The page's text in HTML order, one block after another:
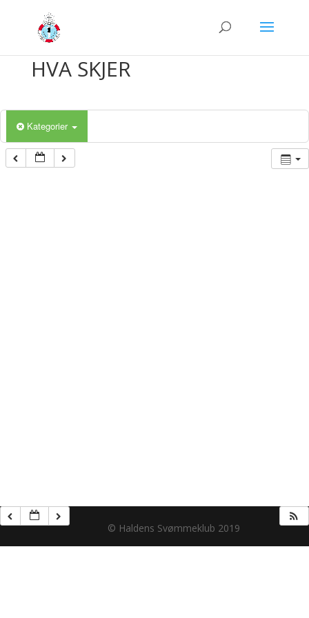
HVA SKJER
Kategorier
© Haldens Svømmeklub 2019